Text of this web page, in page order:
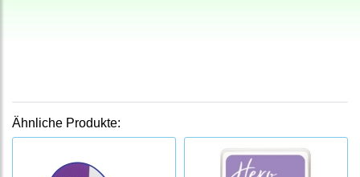
Ähnliche Produkte: